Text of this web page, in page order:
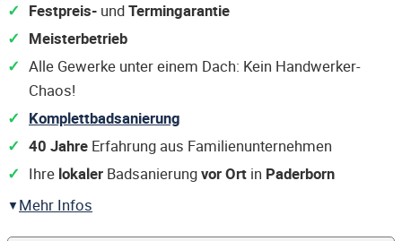
Festpreis- undTermingarantie
Meisterbetrieb
Alle Gewerke unter einem Dach: Kein Handwerker-
Chaos!
Komplettbadsanierung
40 Jahre Erfahrung aus Familienunternehmen
Ihre lokaler Badsanierungvor Ort in Paderborn
Mehr Infos